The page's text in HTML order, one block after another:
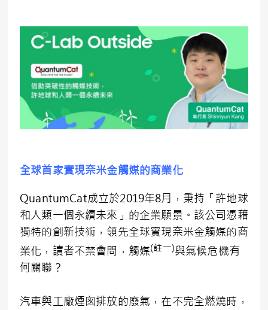
全球首家實現奈米金觸媒的商業化
QuantumCat成立於2019年8月，秉持「許地球
和人類一個永續未來」的企業願景。該公司憑藉
獨特的創新技術，領先全球實現奈米金觸媒的商
業化，讀者不禁會問，觸媒(註一)與氣候危機有
何關聯？
汽車與工廠煙囪排放的廢氣，在不完全燃燒時，